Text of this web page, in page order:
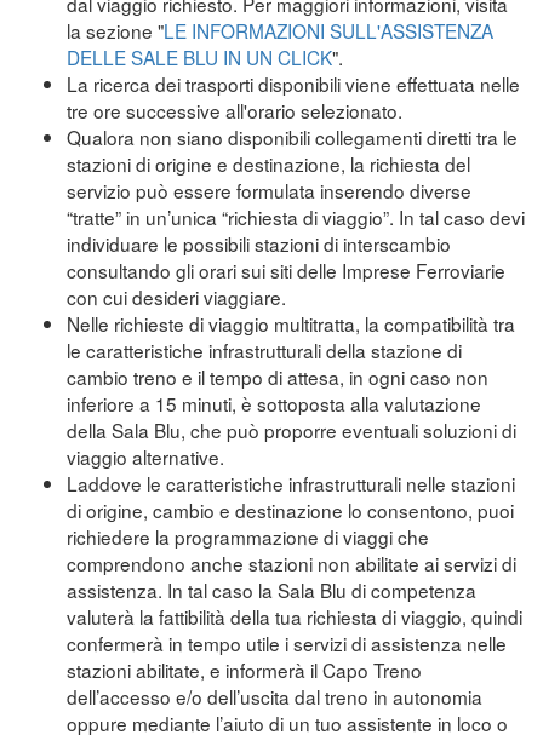
la sezione "LE INFORMAZIONI SULL'ASSISTENZA
DELLE SALE BLU IN UN CLICK".
La ricerca dei trasporti disponibili viene effettuata nelle
tre ore successive all'orario selezionato.
Qualora non siano disponibili collegamenti diretti tra le
stazioni di origine e destinazione, la richiesta del
servizio può essere formulata inserendo diverse
“tratte” in un’unica “richiesta di viaggio”. In tal caso devi
individuare le possibili stazioni di interscambio
consultando gli orari sui siti delle Imprese Ferroviarie
con cui desideri viaggiare.
Nelle richieste di viaggio multitratta, la compatibilità tra
le caratteristiche infrastrutturali della stazione di
cambio treno e il tempo di attesa, in ogni caso non
inferiore a 15 minuti, è sottoposta alla valutazione
della Sala Blu, che può proporre eventuali soluzioni di
viaggio alternative.
Laddove le caratteristiche infrastrutturali nelle stazioni
di origine, cambio e destinazione lo consentono, puoi
richiedere la programmazione di viaggi che
comprendono anche stazioni non abilitate ai servizi di
assistenza. In tal caso la Sala Blu di competenza
valuterà la fattibilità della tua richiesta di viaggio, quindi
confermerà in tempo utile i servizi di assistenza nelle
stazioni abilitate, e informerà il Capo Treno
dell’accesso e/o dell’uscita dal treno in autonomia
oppure mediante l’aiuto di un tuo assistente in loco o